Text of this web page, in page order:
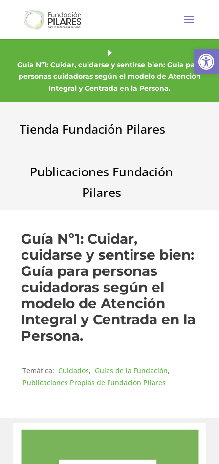
Guía Nº1: Cuidar, cuidarse y sentirse bien: Guía para
personas cuidadoras según el modelo de Atención
Integral y Centrada en la Persona.
Tienda Fundación Pilares
Publicaciones Fundación
Pilares
Guía Nº1: Cuidar,
cuidarse y sentirse bien:
Guía para personas
cuidadoras según el
modelo de Atención
Integral y Centrada en la
Persona.
Temática: Cuidados, Guías de la Fundación,
Publicaciones Propias de Fundación Pilares